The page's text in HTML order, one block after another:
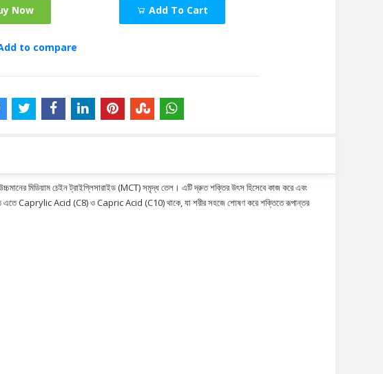
Now Add To Cart
to compare
মিডিয়াম চেইন ট্রাইগ্লিসারাইড (MCT) সমৃদ্ধ তেল। এটি দ্রুত শক্তির উৎস হিসেবে কাজ করে এবং
এতে Caprylic Acid (C8) ও Capric Acid (C10) থাকে, যা শরীর সহজে শোষণ করে শক্তিতে রূপান্তর